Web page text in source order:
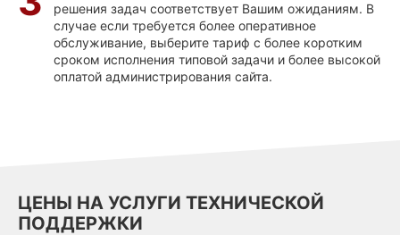
решения задач соответствует Вашим ожиданиям. В
случае если требуется более оперативное
обслуживание, выберите тариф с более коротким
сроком исполнения типовой задачи и более высокой
оплатой администрирования сайта.
ЦЕНЫ НА УСЛУГИ ТЕХНИЧЕСКОЙ
ПОДДЕРЖКИ